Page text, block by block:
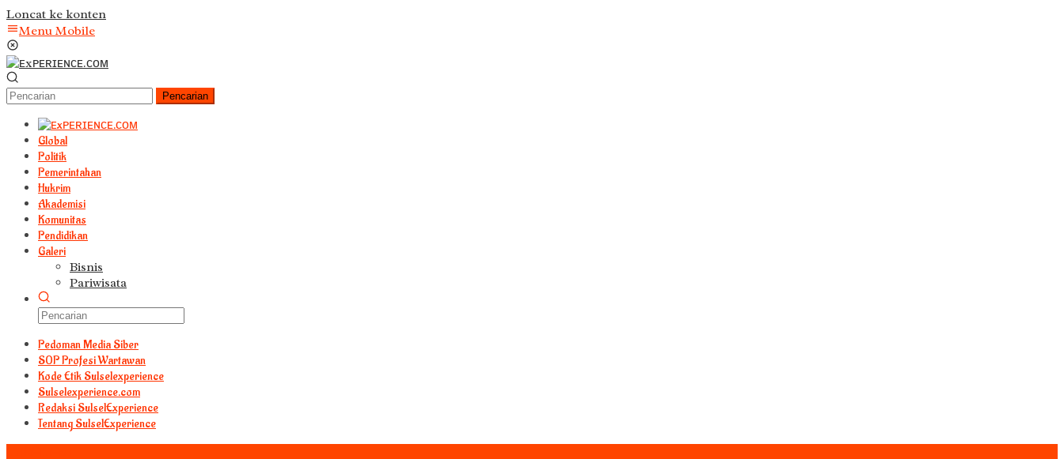
Loncat ke konten
Menu Mobile
Pencarian
Global
Politik
Pemerintahan
Hukrim
Akademisi
Komunitas
Pendidikan
Galeri
Bisnis
Pariwisata
Pedoman Media Siber
S0P Profesi Wartawan
Kode Etik Sulselexperience
Sulselexperience.com
Redaksi SulselExperience
Tentang SulselExperience